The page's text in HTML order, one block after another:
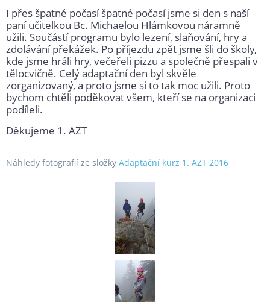
I přes špatné počasí špatné počasí jsme si den s naší
paní učitelkou Bc. Michaelou Hlámkovou náramně
užili. Součástí programu bylo lezení, slaňování, hry a
zdolávání překážek. Po příjezdu zpět jsme šli do školy,
kde jsme hráli hry, večeřeli pizzu a společně přespali v
tělocvičně. Celý adaptační den byl skvěle
zorganizovaný, a proto jsme si to tak moc užili. Proto
bychom chtěli poděkovat všem, kteří se na organizaci
podíleli.
Děkujeme 1. AZT
Náhledy fotografií ze složky Adaptační kurz 1. AZT 2016